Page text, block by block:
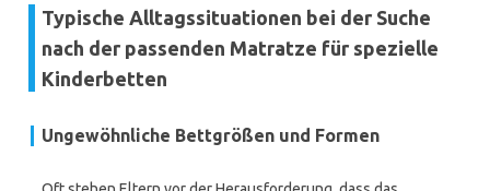
Typische Alltagssituationen bei der Suche
nach der passenden Matratze für spezielle
Kinderbetten
Ungewöhnliche Bettgrößen und Formen